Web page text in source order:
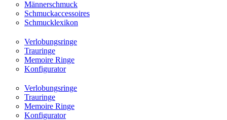
Männerschmuck
Schmuckaccessoires
Schmucklexikon
Verlobungsringe
Trauringe
Memoire Ringe
Konfigurator
Verlobungsringe
Trauringe
Memoire Ringe
Konfigurator